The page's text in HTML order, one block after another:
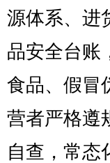
源体系、进
品安全台账
食品、假冒
营者严格遵
自查，常态